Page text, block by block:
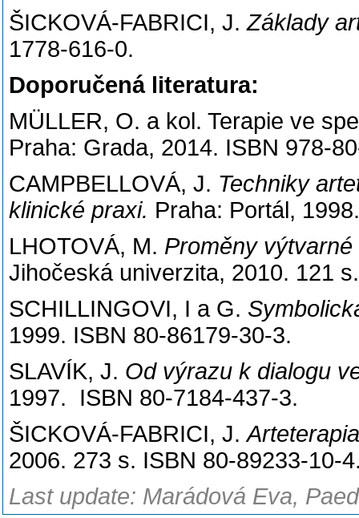
ŠICKOVÁ-FABRICI, J.Základy
1778-616-0.
Doporučená literatura:
MÜLLER, O. a kol. Terapie ve
Praha: Grada, 2014. ISBN 978-
CAMPBELLOVÁ, J. Techniky
klinické praxi. Praha: Portál,
LHOTOVÁ, M. Proměny
Jihočeská univerzita, 2010. 121
SCHILLINGOVI, I a G.
1999. ISBN 80-86179-30-3.
SLAVÍK, J. Od výrazu k dialogu
1997. ISBN 80-7184-437-3.
ŠICKOVÁ-FABRICI, J.
2006. 273 s. ISBN 80-89233-10-
Last update: Marádová Eva,